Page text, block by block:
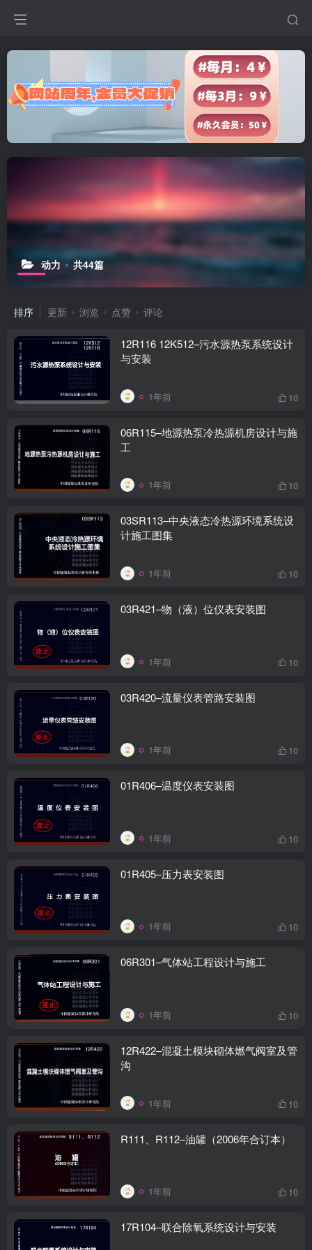
动力 共44篇
排序 更新 浏览 点赞 评论
12R116 12K512–污水源热泵系统设计
与安装
1年前 10
06R115–地源热泵冷热源机房设计与施
工
1年前 10
03SR113–中央液态冷热源环境系统设
计施工图集
1年前 10
03R421–物（液）位仪表安装图
1年前 10
03R420–流量仪表管路安装图
1年前 10
01R406–温度仪表安装图
1年前 10
01R405–压力表安装图
1年前 10
06R301–气体站工程设计与施工
1年前 10
12R422–混凝土模块砌体燃气阀室及管
沟
1年前 10
R111、R112–油罐（2006年合订本）
1年前 10
17R104–联合除氧系统设计与安装